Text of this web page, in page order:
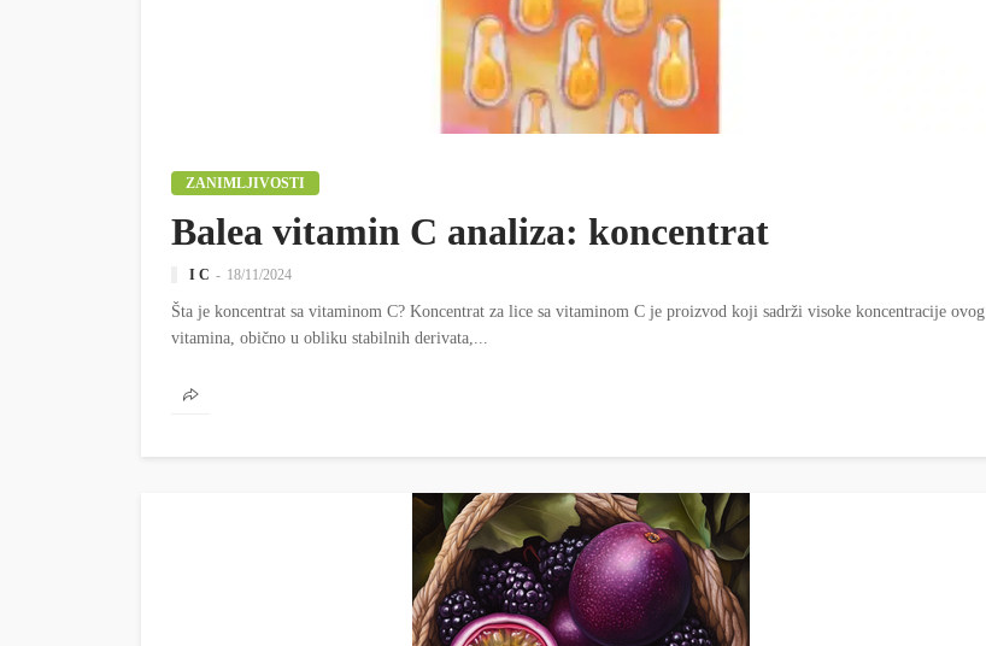
ZANIMLJIVOSTI
Balea vitamin C analiza: koncentrat
I C 18/11/2024
Šta je koncentrat sa vitaminom C? Koncentrat za lice sa vitaminom C je proizvod koji sadrži visoke koncentracije ovog
vitamina, obično u obliku stabilnih derivata,...